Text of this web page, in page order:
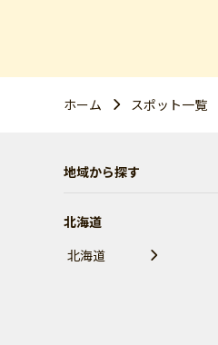
ホーム スポット一覧
地域から探す
北海道
北海道